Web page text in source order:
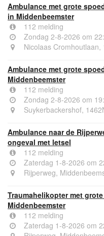
Ambulance met grote
in Middenbeemster
112 melding
Zondag 2-8-2026 om
Nicolaas
Ambulance met grote
Middenbeemster
112 melding
Zondag 2-8-2026 om
Suykerbackershof,
Ambulance naar de
ongeval met letsel
112 melding
Zaterdag 1-8-2026 om
Rijperweg,
Traumahelikopter met
Middenbeemster
112 melding
Zaterdag 1-8-2026 om